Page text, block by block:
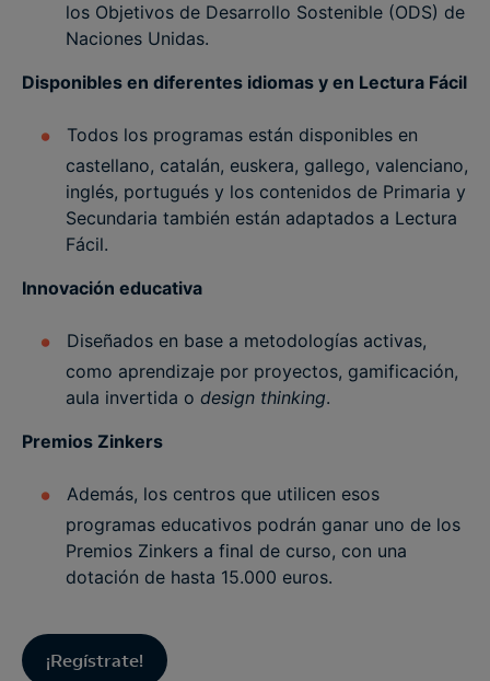
los Objetivos de Desarrollo Sostenible (ODS) de
Naciones Unidas.
Disponibles en diferentes idiomas y en Lectura Fácil
Todos los programas están disponibles en
castellano, catalán, euskera, gallego, valenciano,
inglés, portugués y los contenidos de Primaria y
Secundaria también están adaptados a Lectura
Fácil.
Innovación educativa
Diseñados en base a metodologías activas,
como aprendizaje por proyectos, gamificación,
aula invertida o design thinking.
Premios Zinkers
Además, los centros que utilicen esos
programas educativos podrán ganar uno de los
Premios Zinkers a final de curso, con una
dotación de hasta 15.000 euros.
¡Regístrate!